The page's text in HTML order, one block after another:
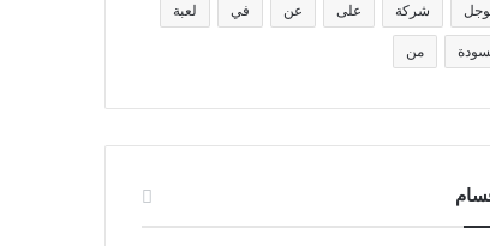
شركة على عن في لعبة
من